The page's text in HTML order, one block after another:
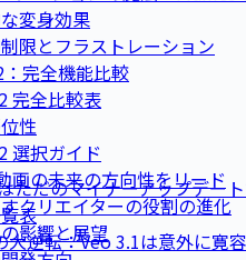
変身効果
限とフラストレーション
完全機能比較
完全比較表
性
選択ガイド
画の未来の方向性をリード
クリエイターの役割の進化
影響と展望
ただのマイナーアップデー
表
大逆転：Veo 3.1は意外に寛